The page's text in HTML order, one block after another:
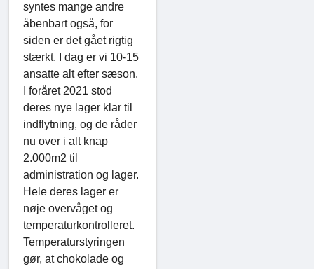
syntes mange andre
åbenbart også, for
siden er det gået rigtig
stærkt. I dag er vi 10-15
ansatte alt efter sæson.
I foråret 2021 stod
deres nye lager klar til
indflytning, og de råder
nu over i alt knap
2.000m2 til
administration og lager.
Hele deres lager er
nøje overvåget og
temperaturkontrolleret.
Temperaturstyringen
gør, at chokolade og